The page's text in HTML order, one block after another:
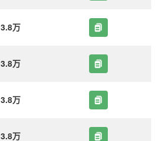
3.8万
3.8万
3.8万
3.8万